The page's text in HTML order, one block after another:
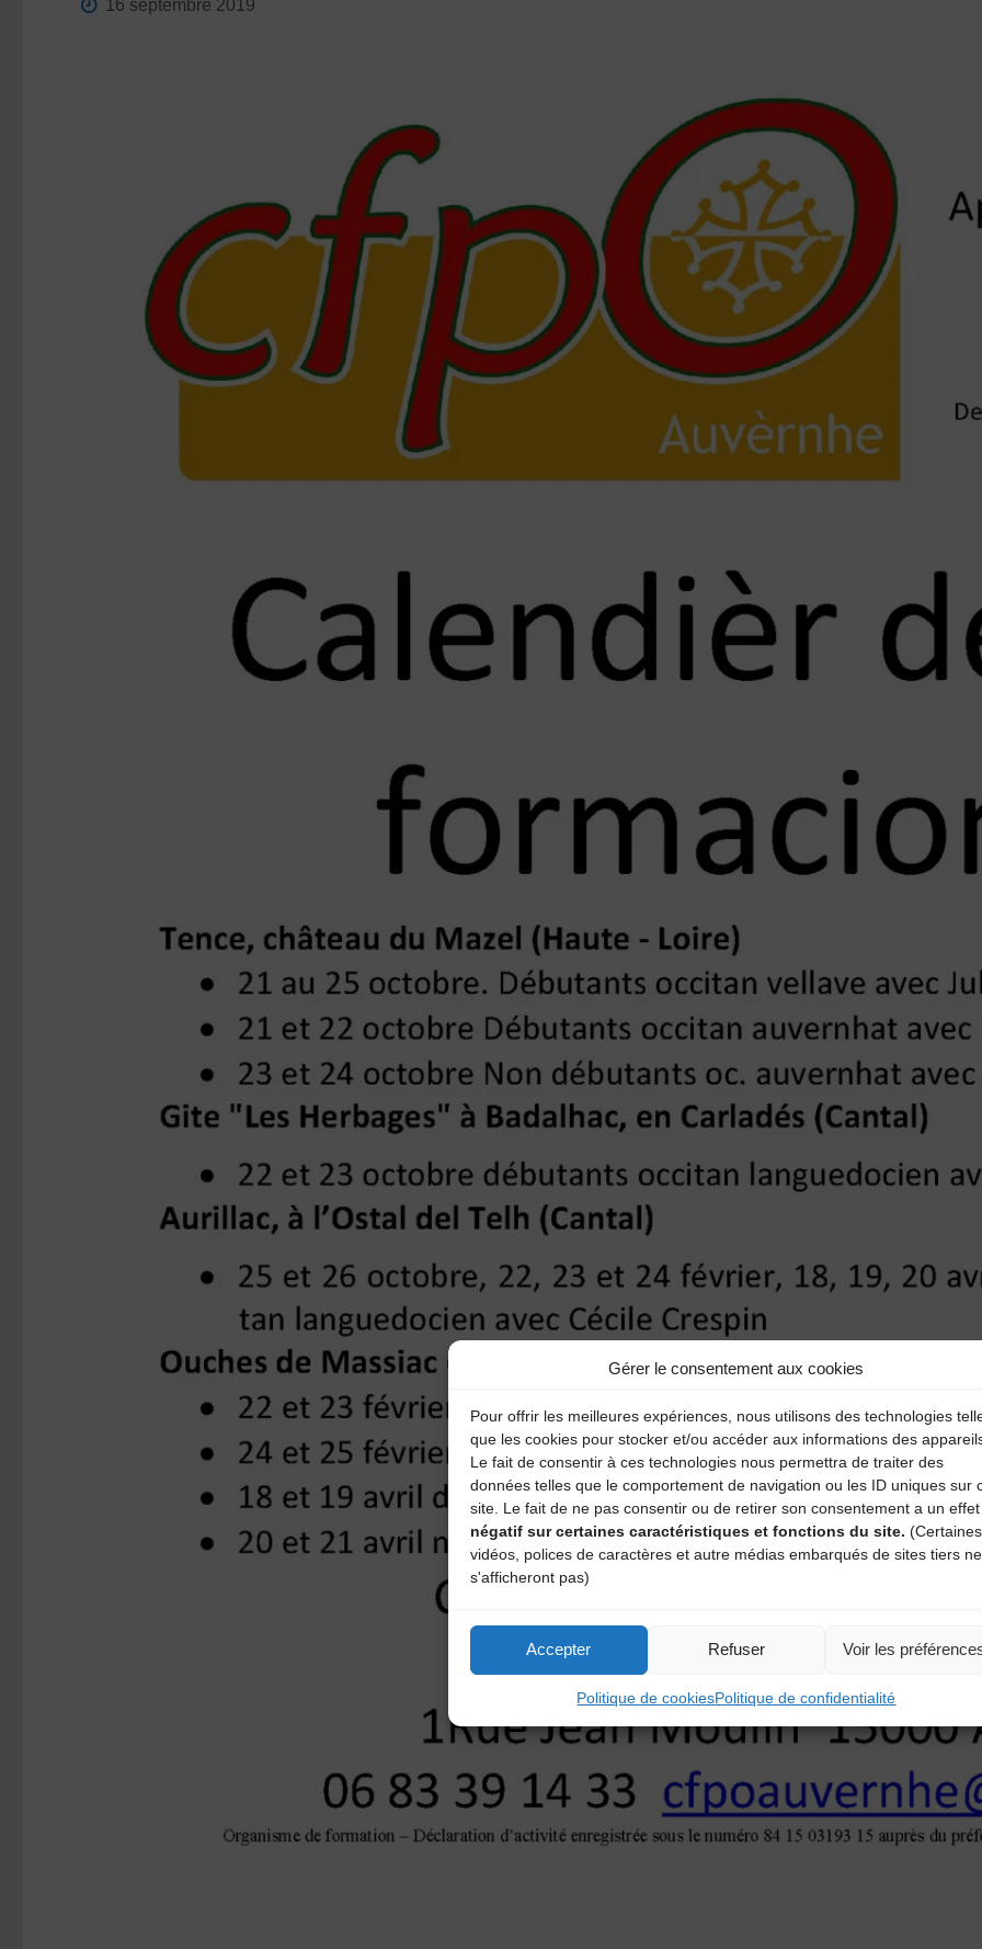
Gérer le consentement aux cookies
Pour offrir les meilleures expériences, nous utilisons des technologies
que les cookies pour stocker et/ou accéder aux informations des
Le fait de consentir à ces technologies nous permettra de traiter des
données telles que le comportement de navigation ou les ID uniques sur
site. Le fait de ne pas consentir ou de retirer son consentement a un effet
négatif sur certaines caractéristiques et fonctions du site. (Certaines
vidéos, polices de caractères et autre médias embarqués de sites tiers ne
s'afficheront pas)
Accepter Refuser Voir les
Politique de cookiesPolitique de confidentialité
16 septembre 2019